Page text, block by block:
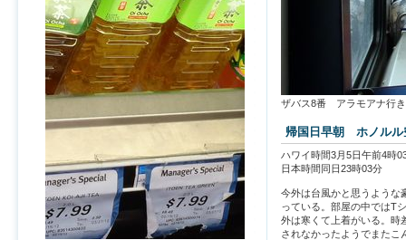
ザバス8番 アラモアナ行き
帰国日早朝 ホノル
ハワイ時間3月5日午前4時
日本時間同日23時03分
今外は台風かと思うような
っている。部屋の中ではT
外は寒くて上着がいる。時
されなかったようでまたこ